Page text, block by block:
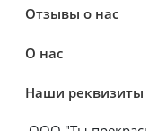
Отзывы о нас
О нас
Наши реквизиты